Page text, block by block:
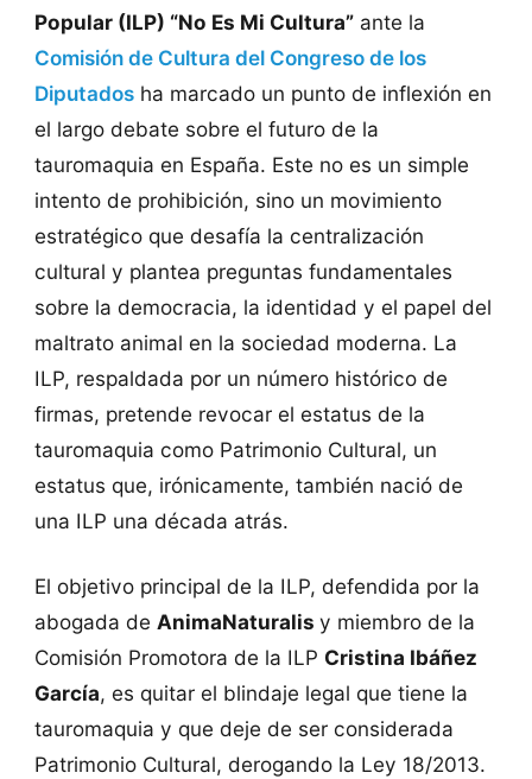
Popular (ILP) “No Es Mi Cultura”ante la
Comisión de Cultura del Congreso de los
Diputadosha marcado un punto de inflexión en
el largo debate sobre el futuro de la
tauromaquia en España. Este no es un simple
intento de prohibición, sino un movimiento
estratégico que desafía la centralización
cultural y plantea preguntas fundamentales
sobre la democracia, la identidad y el papel del
maltrato animal en la sociedad moderna. La
ILP, respaldada por un número histórico de
firmas, pretende revocar el estatus de la
tauromaquia como Patrimonio Cultural, un
estatus que, irónicamente, también nació de
una ILP una década atrás.
El objetivo principal de la ILP, defendida por la
abogada de AnimaNaturalis y miembro de la
Comisión Promotora de la ILP Cristina Ibáñez
García, es quitar el blindaje legal que tiene la
tauromaquia y que deje de ser considerada
Patrimonio Cultural, derogando la Ley 18/2013.